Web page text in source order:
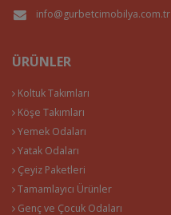
info@gurbetcimobilya.com.tr
ÜRÜNLER
Koltuk Takımları
Köşe Takımları
Yemek Odaları
Yatak Odaları
Çeyiz Paketleri
Tamamlayıcı Ürünler
Genç ve Çocuk Odaları